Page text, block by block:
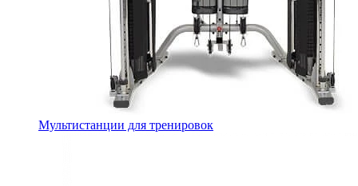
Мультистанции для тренировок